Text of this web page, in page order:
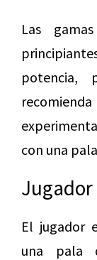
Las
potencia,
con una
El jugador
una pala